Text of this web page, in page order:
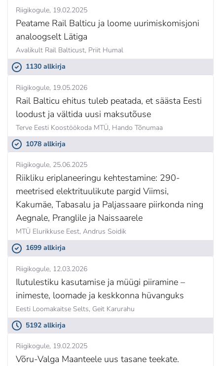
Riigikogule 19.02.2025
Peatame Rail Balticu ja loome uurimiskomisjoni
analoogselt Lätiga
Avalikult Rail Balticust, Priit Humal
1130 allkirja
Riigikogule 19.05.2026
Rail Balticu ehitus tuleb peatada, et säästa Eesti
loodust ja vältida uusi maksutõuse
Terve Eesti Koostöökoda MTÜ, Hando Tõnumaa
1078 allkirja
Riigikogule 25.06.2025
Riikliku eriplaneeringu kehtestamine: 290-
meetrised elektrituulikute pargid Viimsi,
Kakumäe, Tabasalu ja Paljassaare piirkonda ning
Aegnale, Pranglile ja Naissaarele
MTÜ Elurikkuse Eest, Andrus Soidik
1699 allkirja
Riigikogule 12.03.2026
Ilutulestiku kasutamise ja müügi piiramine –
inimeste, loomade ja keskkonna hüvanguks
Eesti Loomakaitse Selts, Geit Karurahu
5192 allkirja
Riigikogule 19.02.2025
Võru-Valga Maanteele uus tasane teekate.